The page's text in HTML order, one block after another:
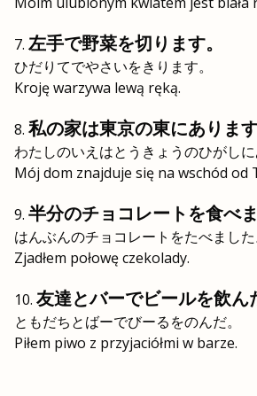
左手で野菜を切ります。
ひだりてでやさいをきります。
Kroję warzywa lewą ręką.
私の家は東京の東にあります
わたしのいえはとうきょうのひがしに
Mój dom znajduje się na wschód od
半分のチョコレートを食べま
はんぶんのチョコレートをたべました
Zjadłem połowę czekolady.
友達とバーでビールを飲ん
ともだちとばーでびーるをのんだ。
Piłem piwo z przyjaciółmi w barze.